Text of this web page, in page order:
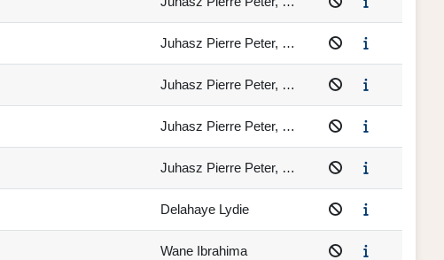
Juhasz Pierre Peter, …
Juhasz Pierre Peter, …
Juhasz Pierre Peter, …
Juhasz Pierre Peter, …
Delahaye Lydie
Wane Ibrahima